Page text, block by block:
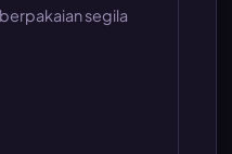
segila